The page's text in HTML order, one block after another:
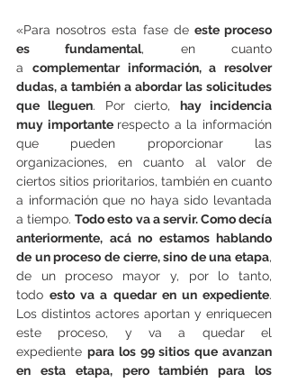
«Para nosotros esta fase de este proceso
es fundamental, en cuanto
a complementar información, a resolver
dudas, a también a abordar las solicitudes
que lleguen. Por cierto, hay incidencia
muy importante respecto a la información
que pueden proporcionar las
organizaciones, en cuanto al valor de
ciertos sitios prioritarios, también en cuanto
a información que no haya sido levantada
a tiempo. Todo esto va a servir. Como decía
anteriormente, acá no estamos hablando
de un proceso de cierre, sino de una etapa,
de un proceso mayor y, por lo tanto,
todo esto va a quedar en un expediente.
Los distintos actores aportan y enriquecen
este proceso, y va a quedar el
expediente para los 99 sitios que avanzan
en esta etapa, pero también para los